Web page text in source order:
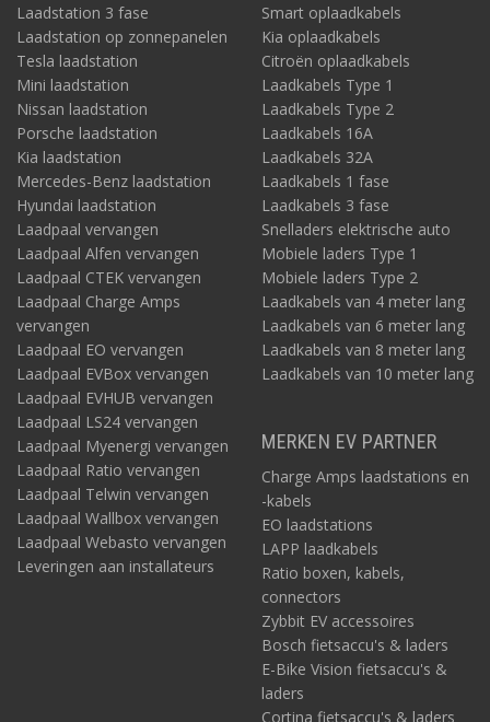
Laadstation 3 fase
Laadstation op zonnepanelen
Tesla laadstation
Mini laadstation
Nissan laadstation
Porsche laadstation
Kia laadstation
Mercedes-Benz laadstation
Hyundai laadstation
Laadpaal vervangen
Laadpaal Alfen vervangen
Laadpaal CTEK vervangen
Laadpaal Charge Amps
vervangen
Laadpaal EO vervangen
Laadpaal EVBox vervangen
Laadpaal EVHUB vervangen
Laadpaal LS24 vervangen
Laadpaal Myenergi vervangen
Laadpaal Ratio vervangen
Laadpaal Telwin vervangen
Laadpaal Wallbox vervangen
Laadpaal Webasto vervangen
Leveringen aan installateurs
Smart oplaadkabels
Kia oplaadkabels
Citroën oplaadkabels
Laadkabels Type 1
Laadkabels Type 2
Laadkabels 16A
Laadkabels 32A
Laadkabels 1 fase
Laadkabels 3 fase
Snelladers elektrische auto
Mobiele laders Type 1
Mobiele laders Type 2
Laadkabels van 4 meter lang
Laadkabels van 6 meter lang
Laadkabels van 8 meter lang
Laadkabels van 10 meter lang
MERKEN EV PARTNER
Charge Amps laadstations en
-kabels
EO laadstations
LAPP laadkabels
Ratio boxen, kabels,
connectors
Zybbit EV accessoires
Bosch fietsaccu's & laders
E-Bike Vision fietsaccu's &
laders
Cortina fietsaccu's & laders